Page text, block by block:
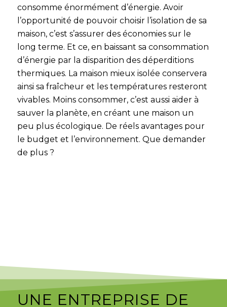
consomme énormément d’énergie. Avoir
l’opportunité de pouvoir choisir l’isolation de sa
maison, c’est s’assurer des économies sur le
long terme. Et ce, en baissant sa consommation
d’énergie par la disparition des déperditions
thermiques. La maison mieux isolée conservera
ainsi sa fraîcheur et les températures resteront
vivables. Moins consommer, c’est aussi aider à
sauver la planète, en créant une maison un
peu plus écologique. De réels avantages pour
le budget et l’environnement. Que demander
de plus ?
UNE ENTREPRISE DE